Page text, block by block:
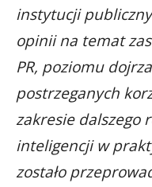
instytucji
opinii na temat
PR, poziomu
postrzeganych
zakresie dalszego
inteligencji w
zostało